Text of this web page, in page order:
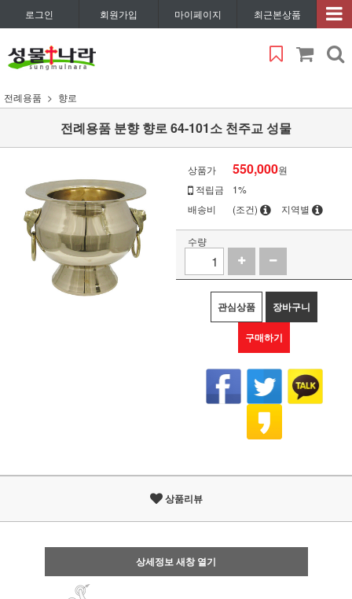
로그인 회원가입 마이페이지 최근본상품
전례용품 향로
전례용품 분향 향로 64-101소 천주교 성물
상품가 550,000원
적립금
1%
배송비
(조건) 지역별
수량
관심상품 장바구니
구매하기
상품리뷰
상세정보 새창 열기